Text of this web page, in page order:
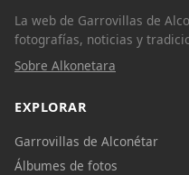
La web de Garrovillas de
fotografías, noticias y
Sobre Alkonetara
EXPLORAR
Garrovillas de Alconétar
Álbumes de fotos